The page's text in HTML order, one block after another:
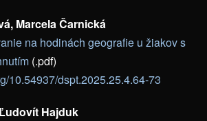
Marcela Čarnická
na hodinách geografie u žiakov s
(.pdf)
10.54937/dspt.2025.25.4.64-73
Hajduk